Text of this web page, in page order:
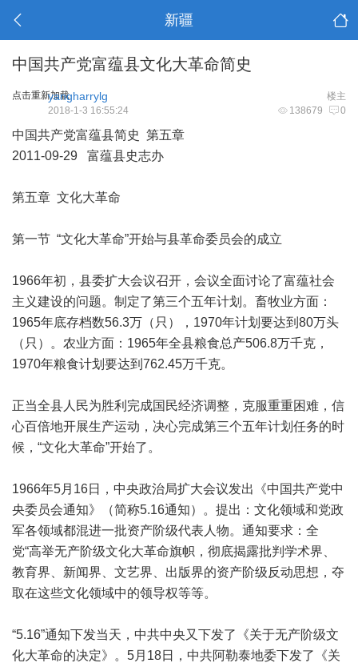
新疆
中国共产党富蕴县文化大革命简史
点击重新加载 楼主
yangharrylg
138679 0
2018-1-3 16:55:24
中国共产党富蕴县简史 第五章
2011-09-29 富蕴县史志办
第五章 文化大革命
第一节 “文化大革命”开始与县革命委员会的成立
1966年初，县委扩大会议召开，会议全面讨论了富蕴社会
主义建设的问题。制定了第三个五年计划。畜牧业方面：
1965年底存档数56.3万（只），1970年计划要达到80万头
（只）。农业方面：1965年全县粮食总产506.8万千克，
1970年粮食计划要达到762.45万千克。
正当全县人民为胜利完成国民经济调整，克服重重困难，信
心百倍地开展生产运动，决心完成第三个五年计划任务的时
候，“文化大革命”开始了。
1966年5月16日，中央政治局扩大会议发出《中国共产党中
央委员会通知》（简称5.16通知）。提出：文化领域和党政
军各领域都混进一批资产阶级代表人物。通知要求：全
党“高举无产阶级文化大革命旗帜，彻底揭露批判学术界、
教育界、新闻界、文艺界、出版界的资产阶级反动思想，夺
取在这些文化领域中的领导权等等。
“5.16”通知下发当天，中共中央又下发了《关于无产阶级文
化大革命的决定》。5月18日，中共阿勒泰地委下发了《关